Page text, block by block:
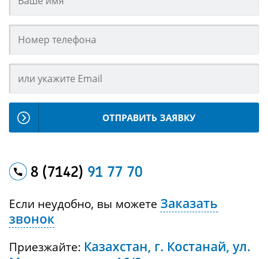
ОТПРАВИТЬ ЗАЯВКУ
8 (7142) 91 77 70
Если неудобно, вы можете Заказать
звонок
Приезжайте: Казахстан, г. Костанай, ул.